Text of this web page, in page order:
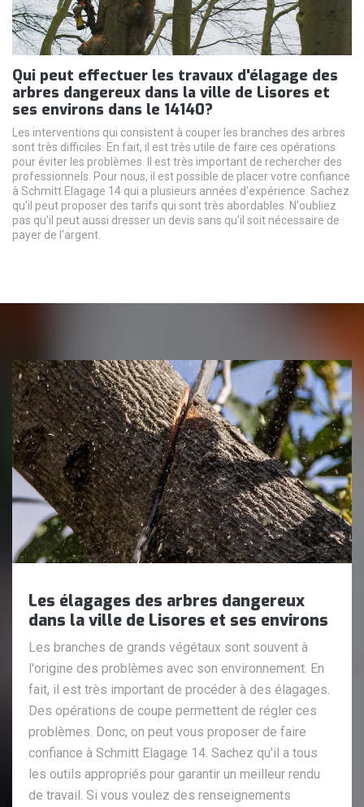
Qui peut effectuer les travaux d'élagage des
arbres dangereux dans la ville de Lisores et
ses environs dans le 14140?
Les interventions qui consistent à couper les branches des arbres
sont très difficiles. En fait, il est très utile de faire ces opérations
pour éviter les problèmes. Il est très important de rechercher des
professionnels. Pour nous, il est possible de placer votre confiance
à Schmitt Elagage 14 qui a plusieurs années d'expérience. Sachez
qu'il peut proposer des tarifs qui sont très abordables. N'oubliez
pas qu'il peut aussi dresser un devis sans qu'il soit nécessaire de
payer de l'argent.
Les élagages des arbres dangereux
dans la ville de Lisores et ses environs
Les branches de grands végétaux sont souvent à
l'origine des problèmes avec son environnement. En
fait, il est très important de procéder à des élagages.
Des opérations de coupe permettent de régler ces
problèmes. Donc, on peut vous proposer de faire
confiance à Schmitt Elagage 14. Sachez qu'il a tous
les outils appropriés pour garantir un meilleur rendu
de travail. Si vous voulez des renseignements